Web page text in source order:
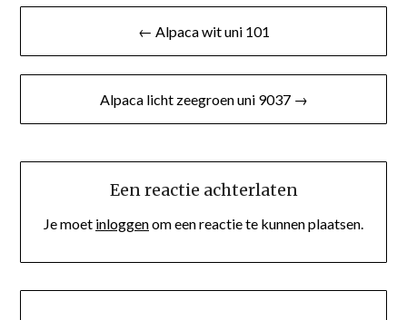
Berichtnavigatie
← Alpaca wit uni 101
Alpaca licht zeegroen uni 9037 →
Een reactie achterlaten
Je moet inloggenom een reactie te kunnen plaatsen.